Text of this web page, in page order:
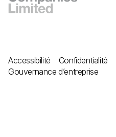
Accessibilité Confidentialité
Gouvernance d’entreprise